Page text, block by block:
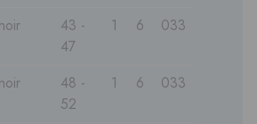
noir
43 -
47
1 6 033
noir
48 -
52
1 6 033